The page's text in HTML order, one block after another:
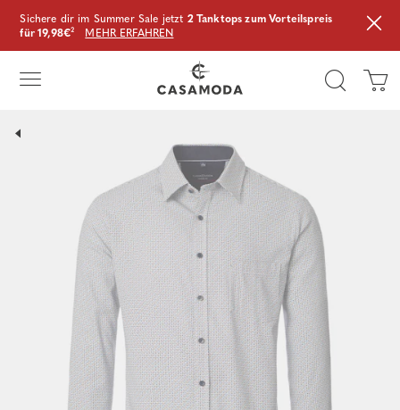
Sichere dir im Summer Sale jetzt 2 Tanktops zum Vorteilspreis
für 19,98€² MEHR ERFAHREN